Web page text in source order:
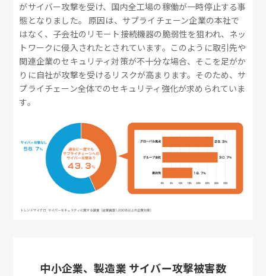
がサイバー攻撃を受け、国内全工場の稼働が一時停止する事
態となりました。 原因は、サプライチェーン企業の本社で
はなく、子会社のリモート接続機器の脆弱性を狙われ、ネッ
トワークに侵入されたとされています。このように取引先や
関連企業のセキュリティ対策が不十分な場合、そこを足がか
りに自社が攻撃を受けるリスクが高まります。そのため、サ
プライチェーン全体でのセキュリティ強化が求められていま
す。
中小企業、製造業 サイバー攻撃被害数